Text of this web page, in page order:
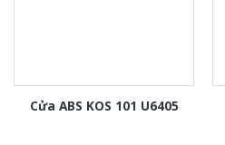
Cửa ABS KOS 101 U6405